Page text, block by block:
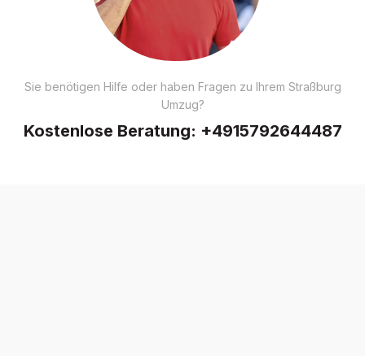
Sie benötigen Hilfe oder haben Fragen zu Ihrem Straßburg
Umzug?
Kostenlose Beratung: +4915792644487